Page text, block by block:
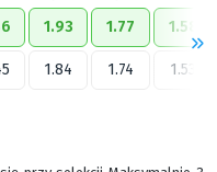
1.93 1.77 1.58
1.84 1.74 1.53